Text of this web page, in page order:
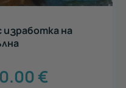
изработка на
€